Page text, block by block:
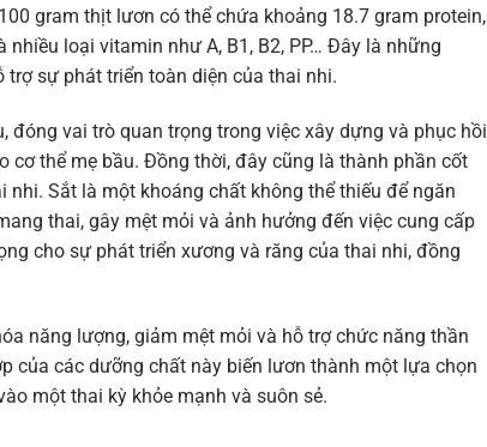
gram thịt lươn có thể chứa khoảng 18.7 gram protein,
loại vitamin như A, B1, B2, PP… Đây là những
sự phát triển toàn diện của thai nhi.
đóng vai trò quan trọng trong việc xây dựng và phục hồi
cơ thể mẹ bầu. Đồng thời, đây cũng là thành phần cốt
Sắt là một khoáng chất không thể thiếu để ngăn
thai, gây mệt mỏi và ảnh hưởng đến việc cung cấp
cho sự phát triển xương và răng của thai nhi, đồng
năng lượng, giảm mệt mỏi và hỗ trợ chức năng thần
của các dưỡng chất này biến lươn thành một lựa chọn
một thai kỳ khỏe mạnh và suôn sẻ.